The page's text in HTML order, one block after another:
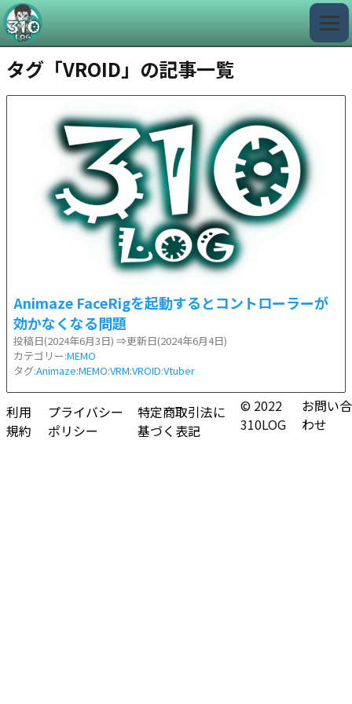
タグ「VROID」の記事一覧
Animaze FaceRigを起動するとコントローラーが
効かなくなる問題
投稿日(2024年6月3日) ⇒更新日(2024年6月4日)
カテゴリー:MEMO
タグ:Animaze:MEMO:VRM:VROID:Vtuber
利用
規約
プライバシー
ポリシー
特定商取引法に
基づく表記
© 2022
310LOG
お問い合
わせ